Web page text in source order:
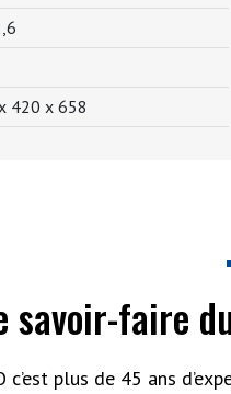
420 x 658
savoir-faire
c’est plus de 45 ans